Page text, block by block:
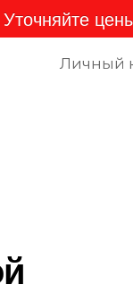
цены у
Личный